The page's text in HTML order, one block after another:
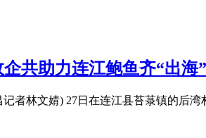
共助力连江鲍鱼齐“出海”
者林文婧) 27日在连江县苔菉镇的后